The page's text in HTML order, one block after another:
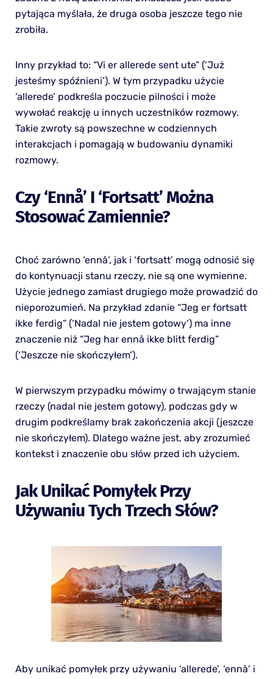
pytająca myślała, że druga osoba jeszcze tego nie
zrobiła.
Inny przykład to: “Vi er allerede sent ute” (‘Już
jesteśmy spóźnieni’). W tym przypadku użycie
‘allerede’ podkreśla poczucie pilności i może
wywołać reakcję u innych uczestników rozmowy.
Takie zwroty są powszechne w codziennych
interakcjach i pomagają w budowaniu dynamiki
rozmowy.
Czy ‘ennå’ I ‘fortsatt’ Można
Stosować Zamiennie?
Choć zarówno ‘ennå’, jak i ‘fortsatt’ mogą odnosić się
do kontynuacji stanu rzeczy, nie są one wymienne.
Użycie jednego zamiast drugiego może prowadzić do
nieporozumień. Na przykład zdanie “Jeg er fortsatt
ikke ferdig” (‘Nadal nie jestem gotowy’) ma inne
znaczenie niż “Jeg har ennå ikke blitt ferdig”
(‘Jeszcze nie skończyłem’).
W pierwszym przypadku mówimy o trwającym stanie
rzeczy (nadal nie jestem gotowy), podczas gdy w
drugim podkreślamy brak zakończenia akcji (jeszcze
nie skończyłem). Dlatego ważne jest, aby zrozumieć
kontekst i znaczenie obu słów przed ich użyciem.
Jak Unikać Pomyłek Przy
Używaniu Tych Trzech Słów?
Aby unikać pomyłek przy używaniu ‘allerede’, ‘ennå’ i